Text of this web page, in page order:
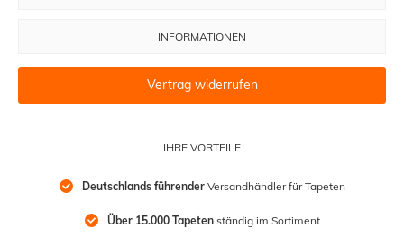
IHRE VORTEILE
Deutschlands führender Versandhändler für Tapeten
Über 15.000 Tapeten ständig im Sortiment
INFORMATIONEN
Vertrag widerrufen